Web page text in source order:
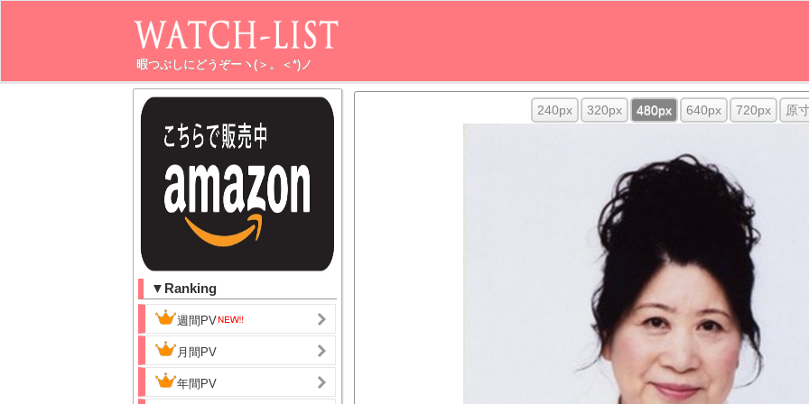
暇つぶしにどうぞーヽ(＞。＜*)ノ
▼Ranking
週間PV
月間PV
年間PV
240px 320px 480px 640px 720px 原